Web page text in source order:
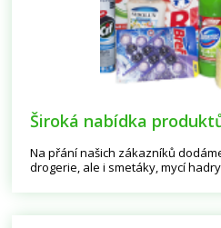
Široká nabídka
Na přání našich zákazníků
drogerie, ale i smetáky, mycí